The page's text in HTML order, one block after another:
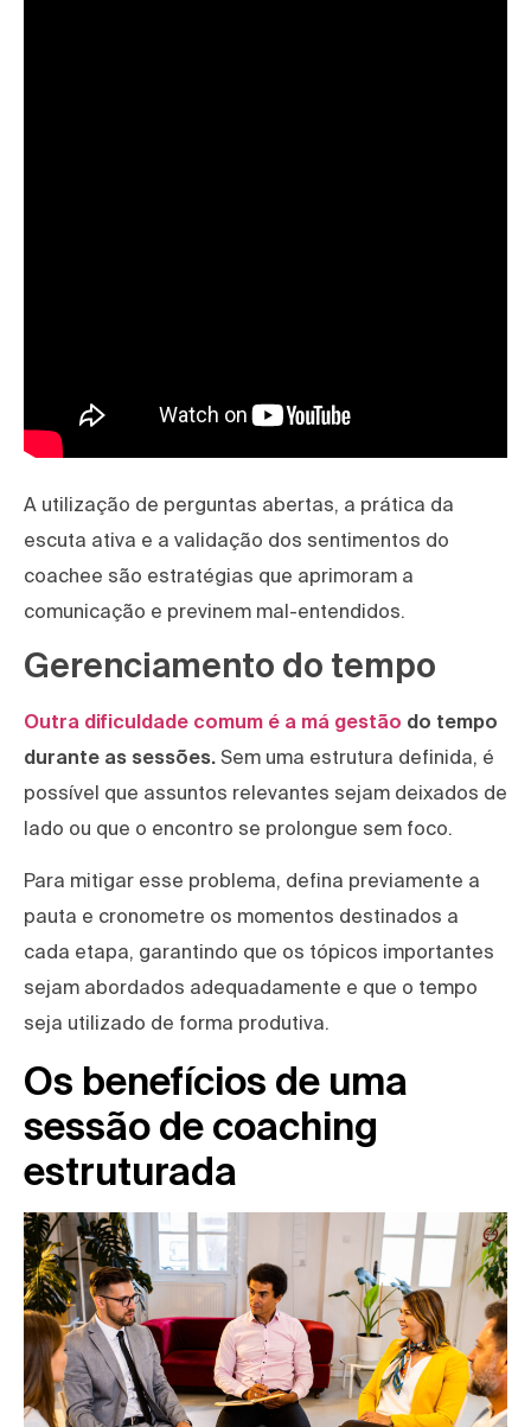
A utilização de perguntas abertas, a prática da
escuta ativa e a validação dos sentimentos do
coachee são estratégias que aprimoram a
comunicação e previnem mal-entendidos.
Gerenciamento do tempo
Outra dificuldade comum é a má gestão do tempo
durante as sessões. Sem uma estrutura definida, é
possível que assuntos relevantes sejam deixados de
lado ou que o encontro se prolongue sem foco.
Para mitigar esse problema, defina previamente a
pauta e cronometre os momentos destinados a
cada etapa, garantindo que os tópicos importantes
sejam abordados adequadamente e que o tempo
seja utilizado de forma produtiva.
Os benefícios de uma
sessão de coaching
estruturada